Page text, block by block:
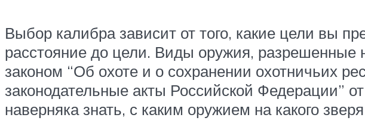
Выбор калибра зависит от того, какие цели вы
расстояние до цели. Виды оружия,
законом “Об охоте и о сохранении охотничьих
законодательные акты Российской Федерации”
наверняка знать, с каким оружием на какого